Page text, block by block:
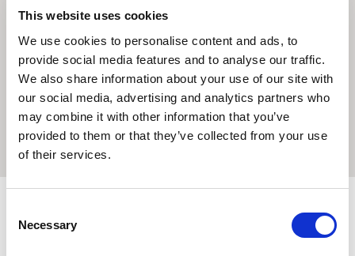
This website uses cookies
We use cookies to personalise content and ads, to
provide social media features and to analyse our traffic.
We also share information about your use of our site with
our social media, advertising and analytics partners who
may combine it with other information that you’ve
provided to them or that they’ve collected from your use
of their services.
Selection
Necessary
множеством гастро-точек. Каким бы ни был твой
вайб этим летом — у нас всё для тебя готово.
Приходи играть в FIVE Hotels & Resorts в Дубае.